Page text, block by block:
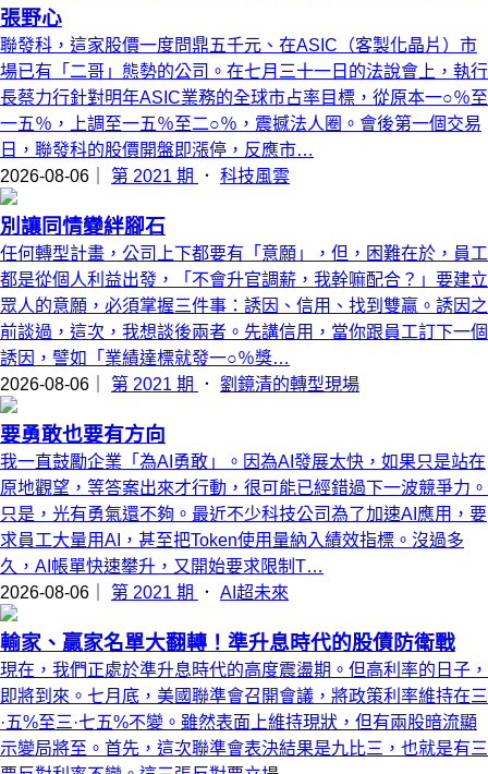
張野心
聯發科，這家股價一度問鼎五千元、在ASIC（客製化晶片）市
場已有「二哥」態勢的公司。在七月三十一日的法說會上，執行
長蔡力行針對明年ASIC業務的全球市占率目標，從原本一○％至
一五％，上調至一五％至二○％，震撼法人圈。會後第一個交易
日，聯發科的股價開盤即漲停，反應市…
2026-08-06｜ 第 2021 期 ． 科技風雲
別讓同情變絆腳石
任何轉型計畫，公司上下都要有「意願」，但，困難在於，員工
都是從個人利益出發，「不會升官調薪，我幹嘛配合？」要建立
眾人的意願，必須掌握三件事：誘因、信用、找到雙贏。誘因之
前談過，這次，我想談後兩者。先講信用，當你跟員工訂下一個
誘因，譬如「業績達標就發一○％獎…
2026-08-06｜ 第 2021 期 ． 劉鏡清的轉型現場
要勇敢也要有方向
我一直鼓勵企業「為AI勇敢」。因為AI發展太快，如果只是站在
原地觀望，等答案出來才行動，很可能已經錯過下一波競爭力。
只是，光有勇氣還不夠。最近不少科技公司為了加速AI應用，要
求員工大量用AI，甚至把Token使用量納入績效指標。沒過多
久，AI帳單快速攀升，又開始要求限制T…
2026-08-06｜ 第 2021 期 ． AI超未來
輸家、贏家名單大翻轉！準升息時代的股債防衛戰
現在，我們正處於準升息時代的高度震盪期。但高利率的日子，
即將到來。七月底，美國聯準會召開會議，將政策利率維持在三
·五%至三·七五%不變。雖然表面上維持現狀，但有兩股暗流顯
示變局將至。首先，這次聯準會表決結果是九比三，也就是有三